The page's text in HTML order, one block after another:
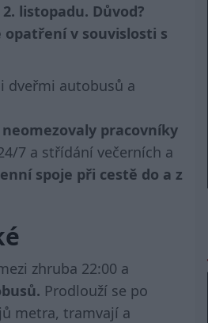
listopadu. Důvod?
opatření v souvislosti s
neomezovaly pracovníky
7 a střídání večerních a
spoje při cestě do a z
zhruba 22:00 a
Prodlouží se po
metra, tramvají a